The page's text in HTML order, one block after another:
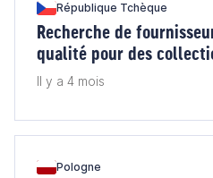
République Tchèque
Recherche de
qualité pour des
féminins en Tchéquie
Il y a 4 mois
Pologne